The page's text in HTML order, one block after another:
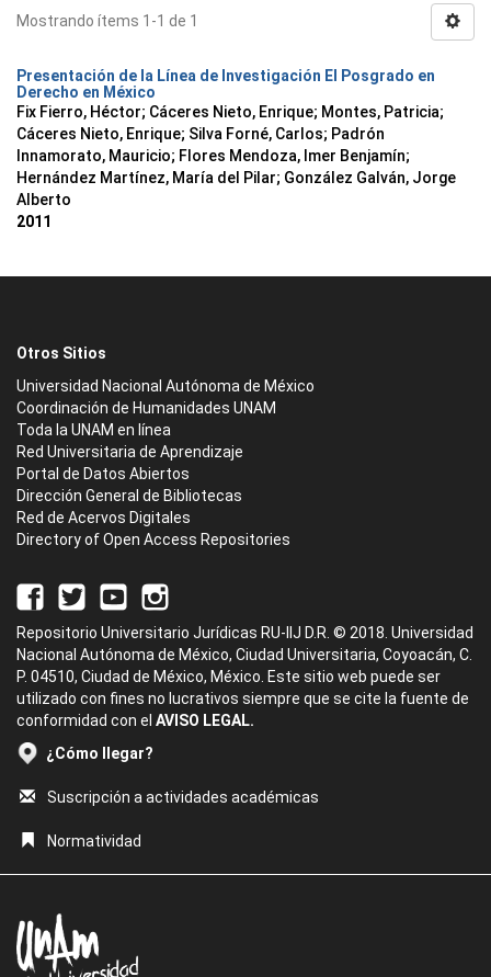
Mostrando ítems 1-1 de 1
Presentación de la Línea de Investigación El Posgrado en
Derecho en México
Fix Fierro, Héctor; Cáceres Nieto, Enrique; Montes, Patricia;
Cáceres Nieto, Enrique; Silva Forné, Carlos; Padrón
Innamorato, Mauricio; Flores Mendoza, Imer Benjamín;
Hernández Martínez, María del Pilar; González Galván, Jorge
Alberto
2011
Otros Sitios
Universidad Nacional Autónoma de México
Coordinación de Humanidades UNAM
Toda la UNAM en línea
Red Universitaria de Aprendizaje
Portal de Datos Abiertos
Dirección General de Bibliotecas
Red de Acervos Digitales
Directory of Open Access Repositories
Repositorio Universitario Jurídicas RU-IIJ D.R. © 2018. Universidad
Nacional Autónoma de México, Ciudad Universitaria, Coyoacán, C.
P. 04510, Ciudad de México, México. Este sitio web puede ser
utilizado con fines no lucrativos siempre que se cite la fuente de
conformidad con el AVISO LEGAL.
¿Cómo llegar?
Suscripción a actividades académicas
Normatividad